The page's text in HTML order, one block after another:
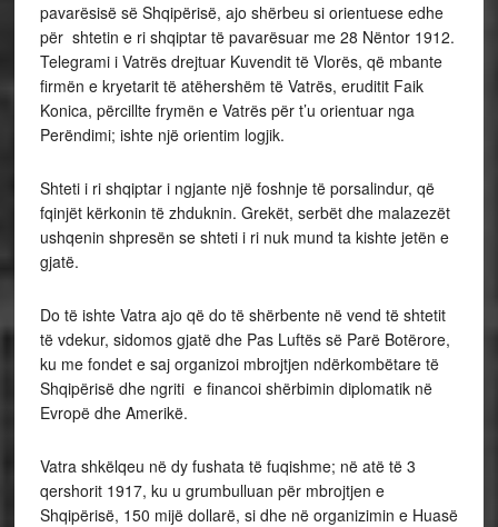
pavarësisë së Shqipërisë, ajo shërbeu si orientuese edhe
për shtetin e ri shqiptar të pavarësuar me 28 Nëntor 1912.
Telegrami i Vatrës drejtuar Kuvendit të Vlorës, që mbante
firmën e kryetarit të atëhershëm të Vatrës, eruditit Faik
Konica, përcillte frymën e Vatrës për t’u orientuar nga
Perëndimi; ishte një orientim logjik.
Shteti i ri shqiptar i ngjante një foshnje të porsalindur, që
fqinjët kërkonin të zhduknin. Grekët, serbët dhe malazezët
ushqenin shpresën se shteti i ri nuk mund ta kishte jetën e
gjatë.
Do të ishte Vatra ajo që do të shërbente në vend të shtetit
të vdekur, sidomos gjatë dhe Pas Luftës së Parë Botërore,
ku me fondet e saj organizoi mbrojtjen ndërkombëtare të
Shqipërisë dhe ngriti e financoi shërbimin diplomatik në
Evropë dhe Amerikë.
Vatra shkëlqeu në dy fushata të fuqishme; në atë të 3
qershorit 1917, ku u grumbulluan për mbrojtjen e
Shqipërisë, 150 mijë dollarë, si dhe në organizimin e Huasë